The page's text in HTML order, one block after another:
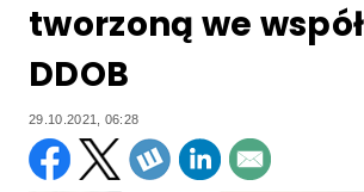
tworzoną we
DDOB
29.10.2021, 06:28